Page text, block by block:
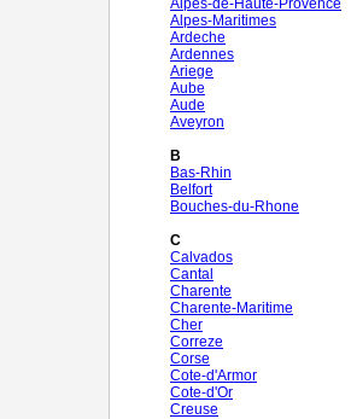
Alpes-de-Haute-Provence
Alpes-Maritimes
Ardeche
Ardennes
Ariege
Aube
Aude
Aveyron
B
Bas-Rhin
Belfort
Bouches-du-Rhone
C
Calvados
Cantal
Charente
Charente-Maritime
Cher
Correze
Corse
Cote-d'Armor
Cote-d'Or
Creuse